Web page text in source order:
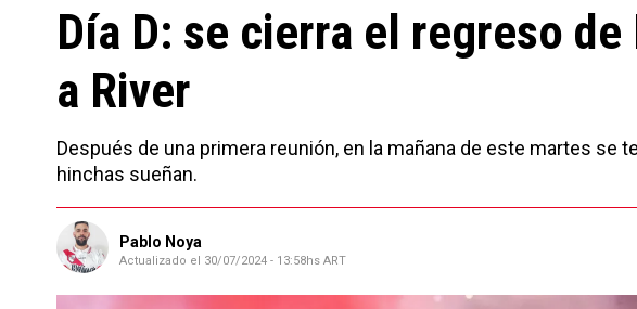
Noticias
Tabla de posiciones
Fixture
Reserva
Copa Sudamericana
Copa Argentina
Mercado de Pases
Análisis tácticos
Día D: se cierra el regreso
a River
Después de una primera reunión, en la mañana de este martes se
hinchas sueñan.
Pablo Noya
Actualizado el 30/07/2024 - 13:58hs ART